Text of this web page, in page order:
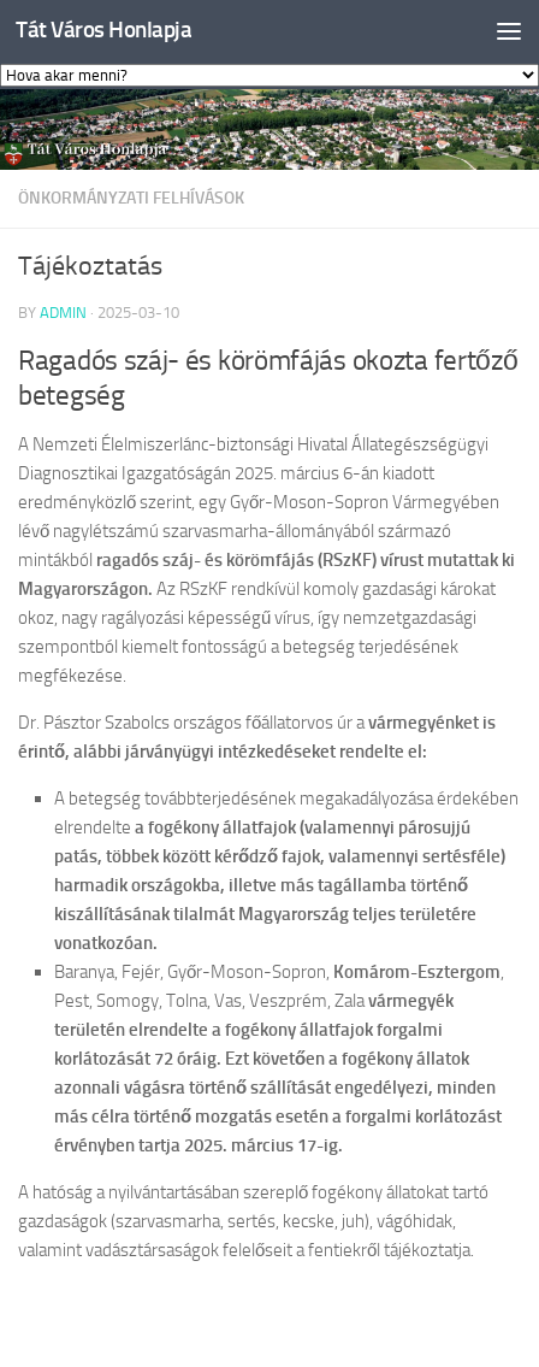
Skip to content
Tát Város Honlapja
ÖNKORMÁNYZATI FELHÍVÁSOK
Tájékoztatás
BY ADMIN · 2025-03-10
Ragadós száj- és körömfájás okozta fertőző
betegség
A Nemzeti Élelmiszerlánc-biztonsági Hivatal Állategészségügyi
Diagnosztikai Igazgatóságán 2025. március 6-án kiadott
eredményközlő szerint, egy Győr-Moson-Sopron Vármegyében
lévő nagylétszámú szarvasmarha-állományából származó
mintákból ragadós száj- és körömfájás (RSzKF) vírust mutattak ki
Magyarországon. Az RSzKF rendkívül komoly gazdasági károkat
okoz, nagy ragályozási képességű vírus, így nemzetgazdasági
szempontból kiemelt fontosságú a betegség terjedésének
megfékezése.
Dr. Pásztor Szabolcs országos főállatorvos úr avármegyénket is
érintő, alábbi járványügyi intézkedéseket rendelte el:
A betegség továbbterjedésének megakadályozása érdekében
elrendelte a fogékony állatfajok (valamennyi párosujjú
patás, többek között kérődző fajok, valamennyi sertésféle)
harmadik országokba, illetve más tagállamba történő
kiszállításának tilalmát Magyarország teljes területére
vonatkozóan.
Baranya, Fejér, Győr-Moson-Sopron, Komárom-Esztergom,
Pest, Somogy, Tolna, Vas, Veszprém, Zalavármegyék
területén elrendelte a fogékony állatfajok forgalmi
korlátozását 72 óráig. Ezt követően a fogékony állatok
azonnali vágásra történő szállítását engedélyezi, minden
más célra történő mozgatás esetén a forgalmi korlátozást
érvényben tartja 2025. március 17-ig.
A hatóság a nyilvántartásában szereplő fogékony állatokat tartó
gazdaságok (szarvasmarha, sertés, kecske, juh), vágóhidak,
valamint vadásztársaságok felelőseit a fentiekről tájékoztatja.